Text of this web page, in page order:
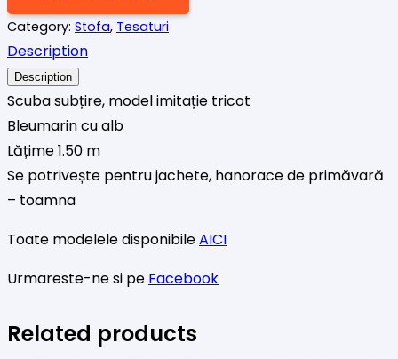
MODEL
TRICOT
BLEUMARIN
Category: Stofa, Tesaturi
Description
Description
Scuba subțire, model imitație tricot
Bleumarin cu alb
Lățime 1.50 m
Se potrivește pentru jachete, hanorace de primăvară
– toamna
Toate modelele disponibileAICI
Urmareste-ne si pe Facebook
Related products